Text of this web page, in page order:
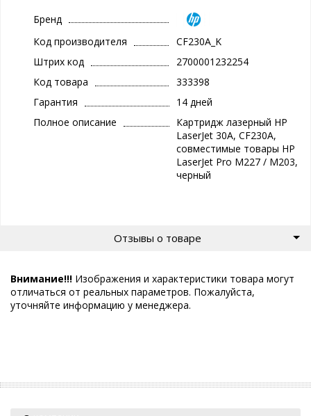
Бренд
Код производителя
CF230A_K
Штрих код
2700001232254
Код товара
333398
Гарантия
14 дней
Полное описание
Картридж лазерный HP
LaserJet 30A, CF230A,
совместимые товары HP
LaserJet Pro M227 / M203,
черный
Отзывы о товаре
Внимание!!! Изображения и характеристики товара могут
отличаться от реальных параметров. Пожалуйста,
уточняйте информацию у менеджера.